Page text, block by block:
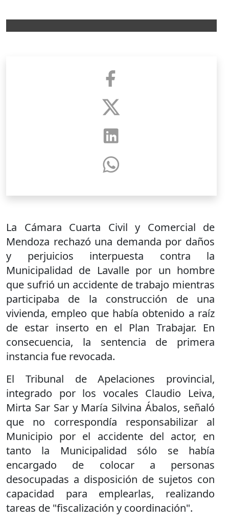
La Cámara Cuarta Civil y Comercial de
Mendoza rechazó una demanda por daños
y perjuicios interpuesta contra la
Municipalidad de Lavalle por un hombre
que sufrió un accidente de trabajo mientras
participaba de la construcción de una
vivienda, empleo que había obtenido a raíz
de estar inserto en el Plan Trabajar. En
consecuencia, la sentencia de primera
instancia fue revocada.
El Tribunal de Apelaciones provincial,
integrado por los vocales Claudio Leiva,
Mirta Sar Sar y María Silvina Ábalos, señaló
que no correspondía responsabilizar al
Municipio por el accidente del actor, en
tanto la Municipalidad sólo se había
encargado de colocar a personas
desocupadas a disposición de sujetos con
capacidad para emplearlas, realizando
tareas de "fiscalización y coordinación".